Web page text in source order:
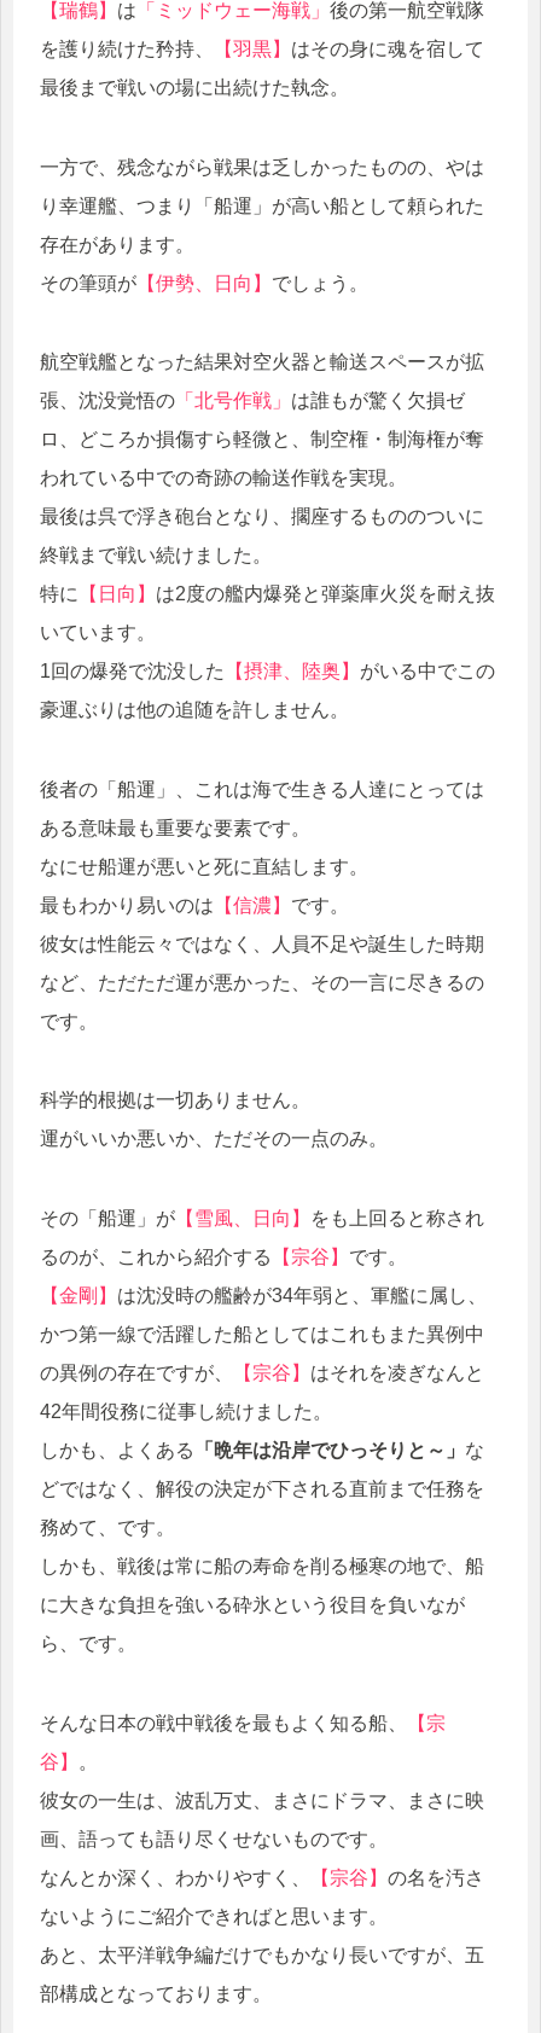
【瑞鶴】 は 「ミッドウェー海戦」 後の第一航空戦隊
を護り続けた矜持、
【羽黒】 はその身に魂を宿して
最後まで戦いの場に出続けた執念。
一方で、残念ながら戦果は乏しかったものの、やは
り幸運艦、つまり「船運」が高い船として頼られた
存在があります。
その筆頭が 【伊勢、日向】 でしょう。
航空戦艦となった結果対空火器と輸送スペースが拡
張、沈没覚悟の 「北号作戦」 は誰もが驚く欠損ゼ
ロ、どころか損傷すら軽微と、制空権・制海権が奪
われている中での奇跡の輸送作戦を実現。
最後は呉で浮き砲台となり、擱座するもののついに
終戦まで戦い続けました。
特に
【日向】 は2度の艦内爆発と弾薬庫火災を耐え抜
いています。
1回の爆発で沈没した
【摂津、陸奥】 がいる中でこの
豪運ぶりは他の追随を許しません。
後者の「船運」、これは海で生きる人達にとっては
ある意味最も重要な要素です。
なにせ船運が悪いと死に直結します。
最もわかり易いのは 【信濃】 です。
彼女は性能云々ではなく、人員不足や誕生した時期
など、ただただ運が悪かった、その一言に尽きるの
です。
科学的根拠は一切ありません。
運がいいか悪いか、ただその一点のみ。
その「船運」が 【雪風、日向】
をも上回ると称され
るのが、これから紹介する
【宗谷】 です。
【金剛】 は沈没時の艦齢が34年弱と、軍艦に属し、
かつ第一線で活躍した船としてはこれもまた異例中
の異例の存在ですが、
【宗谷】 はそれを凌ぎなんと
42年間役務に従事し続けました。
しかも、よくある
「晩年は沿岸でひっそりと～」 な
どではなく、解役の決定が下される直前まで任務を
務めて、です。
しかも、戦後は常に船の寿命を削る極寒の地で、船
に大きな負担を強いる砕氷という役目を負いなが
ら、です。
そんな日本の戦中戦後を最もよく知る船、
【宗
谷】
。
彼女の一生は、波乱万丈、まさにドラマ、まさに映
画、語っても語り尽くせないものです。
なんとか深く、わかりやすく、
【宗谷】 の名を汚さ
ないようにご紹介できればと思います。
あと、太平洋戦争編だけでもかなり長いですが、五
部構成となっております。